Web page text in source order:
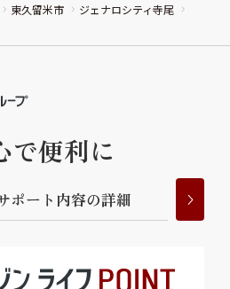
東久留米市
ジェナロシティ寺尾
で便利に
ポー ト 内容の詳細